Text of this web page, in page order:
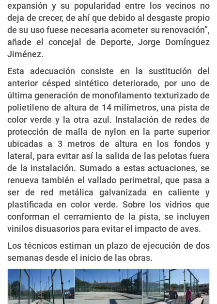
expansión y su popularidad entre los vecinos no
deja de crecer, de ahí que debido al desgaste propio
de su uso fuese necesaria acometer su renovación”,
añade el concejal de Deporte, Jorge Domínguez
Jiménez.
Esta adecuación consiste en la sustitución del
anterior césped sintético deteriorado, por uno de
última generación de monofilamento texturizado de
polietileno de altura de 14 milímetros, una pista de
color verde y la otra azul. Instalación de redes de
protección de malla de nylon en la parte superior
ubicadas a 3 metros de altura en los fondos y
lateral, para evitar así la salida de las pelotas fuera
de la instalación. Sumado a estas actuaciones, se
renueva también el vallado perimetral, que pasa a
ser de red metálica galvanizada en caliente y
plastificada en color verde. Sobre los vidrios que
conforman el cerramiento de la pista, se incluyen
vinilos disuasorios para evitar el impacto de aves.
Los técnicos estiman un plazo de ejecución de dos
semanas desde el inicio de las obras.